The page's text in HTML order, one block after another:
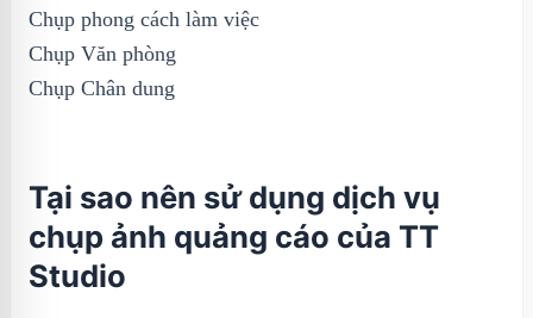
Chụp phong cách làm việc
Chụp Văn phòng
Chụp Chân dung
Tại sao nên sử dụng dịch vụ
chụp ảnh quảng cáo của TT
Studio